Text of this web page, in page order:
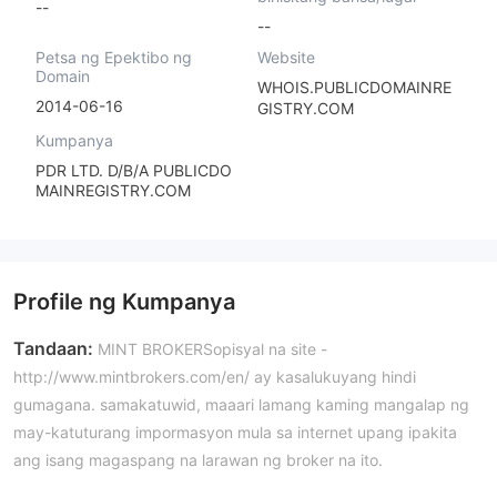
--
--
Petsa ng Epektibo ng
Domain
2014-06-16
Website
WHOIS.PUBLICDOMAINRE
GISTRY.COM
Kumpanya
PDR LTD. D/B/A PUBLICDO
MAINREGISTRY.COM
Profile ng Kumpanya
Tandaan: MINT BROKERSopisyal na site -
http://www.mintbrokers.com/en/ ay kasalukuyang hindi
gumagana. samakatuwid, maaari lamang kaming mangalap ng
may-katuturang impormasyon mula sa internet upang ipakita
ang isang magaspang na larawan ng broker na ito.